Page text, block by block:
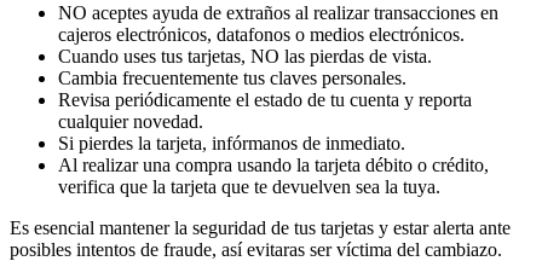
NO aceptes ayuda de extraños al realizar transacciones en
cajeros electrónicos, datafonos o medios electrónicos.
Cuando uses tus tarjetas, NO las pierdas de vista.
Cambia frecuentemente tus claves personales.
Revisa periódicamente el estado de tu cuenta y reporta
cualquier novedad.
Si pierdes la tarjeta, infórmanos de inmediato.
Al realizar una compra usando la tarjeta débito o crédito,
verifica que la tarjeta que te devuelven sea la tuya.
Es esencial mantener la seguridad de tus tarjetas y estar alerta ante
posibles intentos de fraude, así evitaras ser víctima del cambiazo.